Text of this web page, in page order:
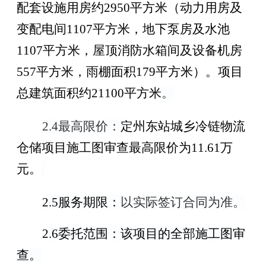
配套设施用房约2950平方米 （动力用房及
变配电间1107平方米，地下泵房及水池
1107平方米，屋顶消防水箱间及设备机房
557平方米，雨棚面积179平方米） 。项目
总建筑面积约21100平方米。
2.4最高限价： 定州东站城乡冷链物流
仓储项目施工图审查最高限价为11.61万
元。
2.5服务期限： 以实际签订合同为准。
2.6委托范围： 该项目的全部施工图审
查。